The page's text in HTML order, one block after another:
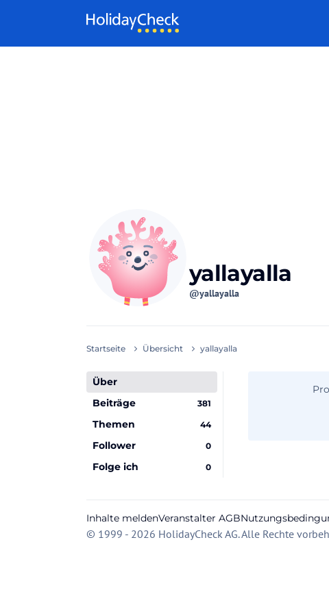
yallayalla
@yallayalla
Startseite Übersicht yallayalla
Über
Beiträge
381
Themen 44
Follower 0
Folge ich 0
Inhalte meldenVeranstalter AGB
© 1999 - 2026 HolidayCheck AG. Alle Rechte